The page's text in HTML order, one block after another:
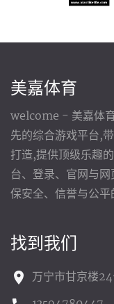
美嘉体育
welcome - 美嘉体
先的综合游戏平台,
打造,提供顶级乐趣
台、登录、官网与
保安全、信誉与公平
找到我们
万宁市甘京楼